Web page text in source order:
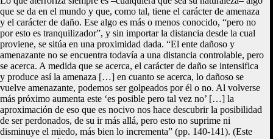
que se da en el mundo y que, como tal, tiene el carácter de amenaza
y el carácter de daño. Ese algo es más o menos conocido, “pero no
por esto es tranquilizador”, y sin importar la distancia desde la cual
proviene, se sitúa en una proximidad dada. “El ente dañoso y
amenazante no se encuentra todavía a una distancia controlable, pero
se acerca. A medida que se acerca, el carácter de daño se intensifica
y produce así la amenaza […] en cuanto se acerca, lo dañoso se
vuelve amenazante, podemos ser golpeados por él o no. Al volverse
más próximo aumenta este ‘es posible pero tal vez no’ […] la
aproximación de eso que es nocivo nos hace descubrir la posibilidad
de ser perdonados, de su ir más allá, pero esto no suprime ni
disminuye el miedo, más bien lo incrementa” (pp. 140-141). (Este